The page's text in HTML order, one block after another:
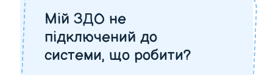
Мій ЗДО не
підключений до
системи, що робити?